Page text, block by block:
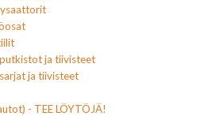
ja tiivisteet
ja tiivisteet
- TEE LÖYTÖJÄ!